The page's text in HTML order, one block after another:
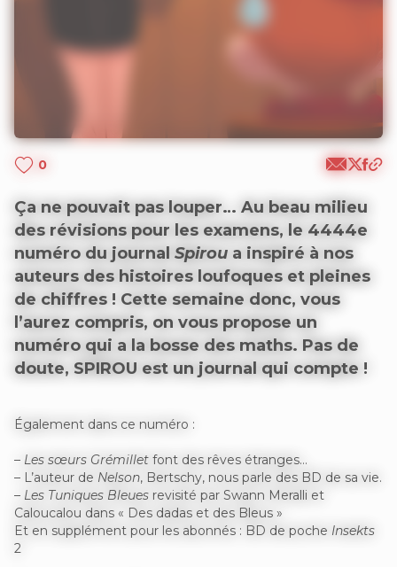
0
Ça ne pouvait pas louper… Au beau milieu
des révisions pour les examens, le 4444e
numéro du journal Spirou a inspiré à nos
auteurs des histoires loufoques et pleines
de chiffres ! Cette semaine donc, vous
l’aurez compris, on vous propose un
numéro qui a la bosse des maths. Pas de
doute, SPIROU est un journal qui compte !
Également dans ce numéro :
– Les sœurs Grémillet font des rêves étranges…
– L’auteur de Nelson, Bertschy, nous parle des BD de sa vie.
– Les Tuniques Bleues revisité par Swann Meralli et
Caloucalou dans « Des dadas et des Bleus »
Et en supplément pour les abonnés : BD de poche Insekts
2